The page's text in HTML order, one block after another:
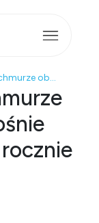
Rynek usług w chmurze obliczeniowej rośnie w tempie 40 proc. rocznie